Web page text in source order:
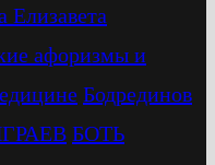
Елизавета
афоризмы и
Бодрединов
БОТЬ